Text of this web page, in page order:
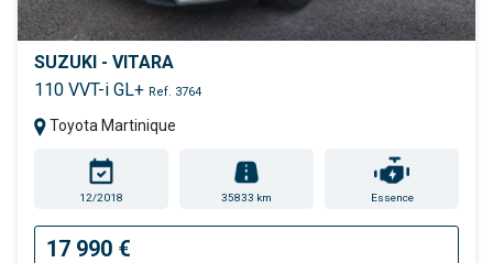
SUZUKI - VITARA
110 VVT-i GL+ Ref. 3764
Toyota Martinique
12/2018 35833 km Essence
17 990 €